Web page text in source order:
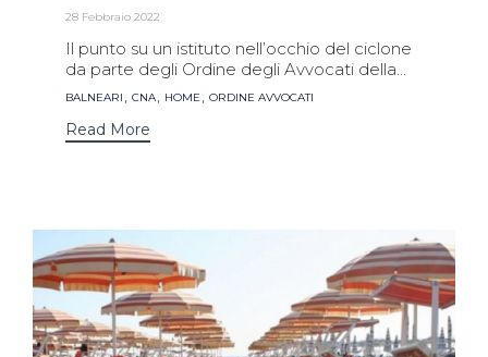
28 Febbraio 2022
Il punto su un istituto nell’occhio del ciclone
da parte degli Ordine degli Avvocati della...
Tags
BALNEARI , CNA, HOME , ORDINE AVVOCATI
Read More